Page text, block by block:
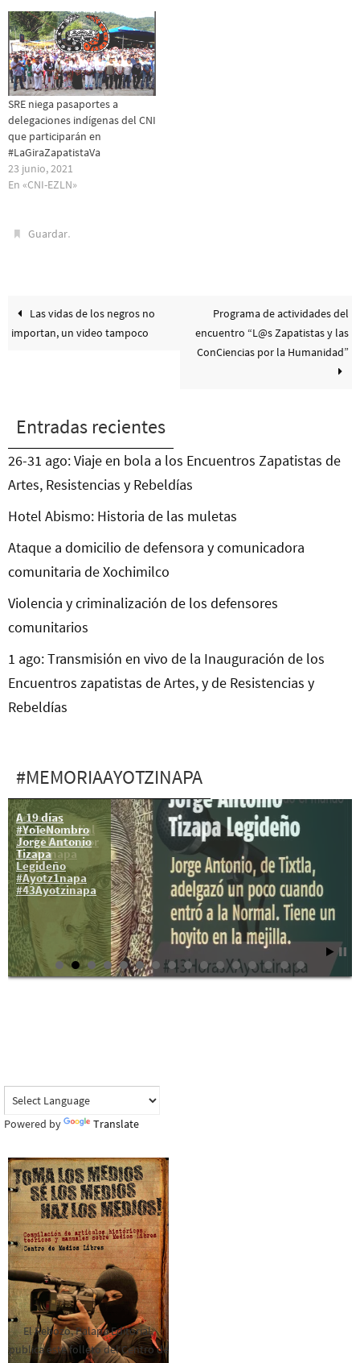
SRE niega pasaportes a
delegaciones indígenas del CNI
que participarán en
#LaGiraZapatistaVa
23 junio, 2021
En «CNI-EZLN»
Guardar.
Las vidas de los negros no
importan, un video tampoco
Programa de actividades del
encuentro “L@s Zapatistas y las
ConCiencias por la Humanidad”
Entradas recientes
26-31 ago: Viaje en bola a los Encuentros Zapatistas de
Artes, Resistencias y Rebeldías
Hotel Abismo: Historia de las muletas
Ataque a domicilio de defensora y comunicadora
comunitaria de Xochimilco
Violencia y criminalización de los defensores
comunitarios
1 ago: Transmisión en vivo de la Inauguración de los
Encuentros zapatistas de Artes, y de Resistencias y
Rebeldías
#MEMORIAAYOTZINAPA
A 19 días
#YoTeNombro
Jorge Antonio
Tizapa
Legideño
#Ayotz1napa
#43Ayotzinapa
Ecuador:
Jornada radial
de 43 horas por
Ayotzinapa
Powered by Translate
El Rebozo, Palapa Editorial,
publica este folleto del Centro de